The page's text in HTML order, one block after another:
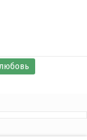
любовь